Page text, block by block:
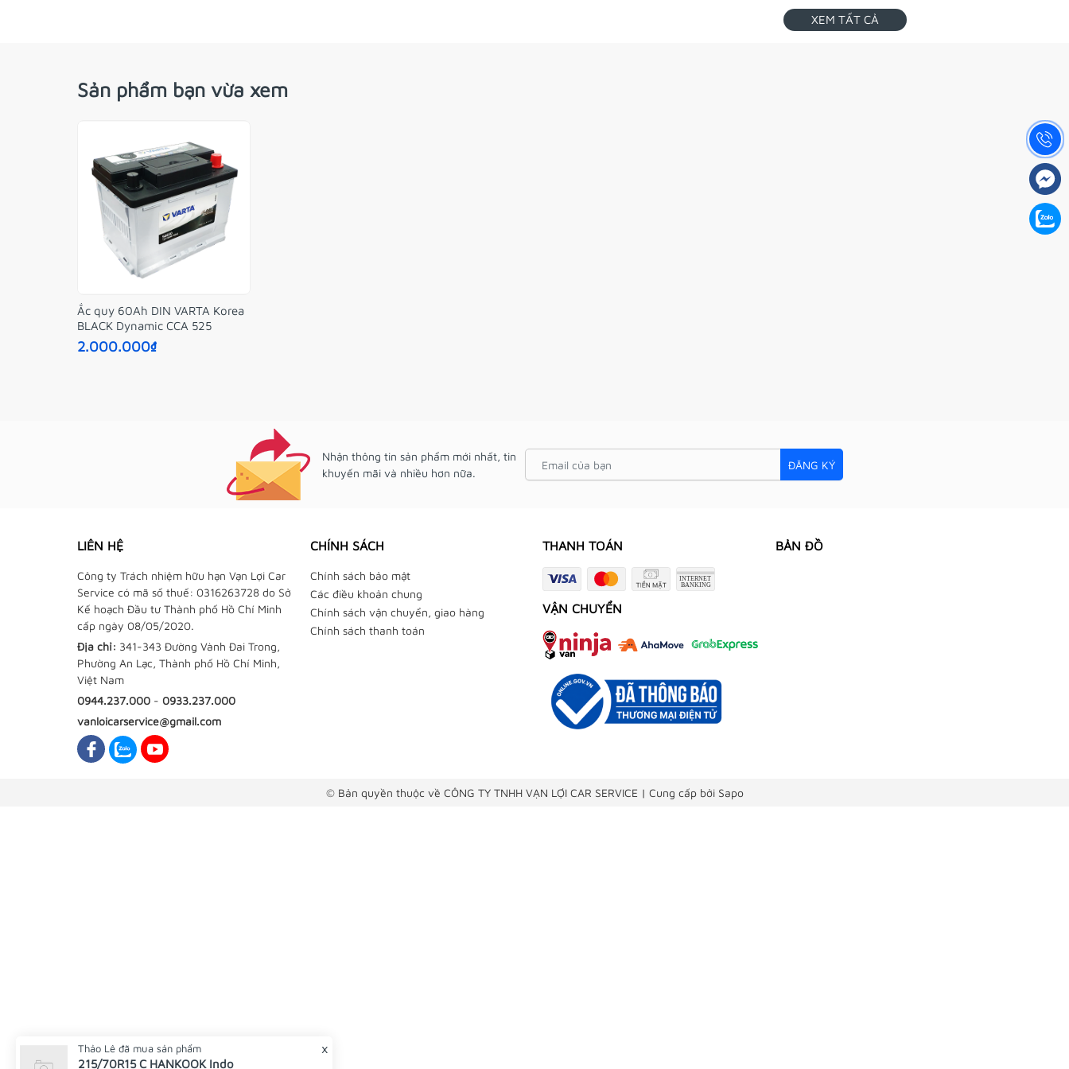
XEM TẤT CẢ
Sản phẩm bạn vừa xem
Ắc quy 60Ah DIN VARTA Korea
BLACK Dynamic CCA 525
2.000.000₫
Nhận thông tin sản phẩm mới nhất, tin
khuyến mãi và nhiều hơn nữa.
ĐĂNG KÝ
LIÊN HỆ
Công ty Trách nhiệm hữu hạn Vạn Lợi Car
Service có mã số thuế: 0316263728 do Sở
Kế hoạch Đầu tư Thành phố Hồ Chí Minh
cấp ngày 08/05/2020.
Địa chỉ: 341-343 Đường Vành Đai Trong,
Phường An Lạc, Thành phố Hồ Chí Minh,
Việt Nam
0944.237.000 - 0933.237.000
vanloicarservice@gmail.com
CHÍNH SÁCH
Chính sách bảo mật
Các điều khoản chung
Chính sách vận chuyển, giao hàng
Chính sách thanh toán
THANH TOÁN
VẬN CHUYỂN
BẢN ĐỒ
© Bản quyền thuộc về CÔNG TY TNHH VẠN LỢI CAR SERVICE | Cung cấp bởi Sapo
x
Thảo Lê đã mua sản phẩm
215/70R15 C HANKOOK Indo